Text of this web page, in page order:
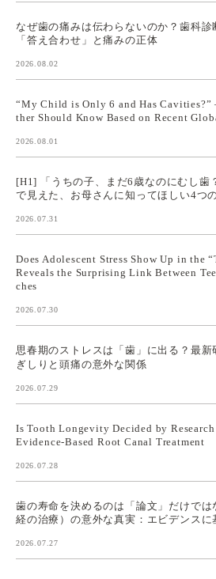
なぜ歯の痛みは伝わらないのか？歯科
「答え合わせ」と痛みの正体
2026.08.02
“My Child is Only 6 and Has
ther Should Know Based on Recent
2026.08.01
[H1] 「うちの子、まだ6歳なのにむし
で見えた、お母さんに知ってほしい4つ
2026.07.31
Does Adolescent Stress Show Up in the
Reveals the Surprising Link Between
ches
2026.07.30
思春期のストレスは「歯」に出る？最
ぎしりと頭痛の意外な関係
2026.07.29
Is Tooth Longevity Decided by
Evidence-Based Root Canal Treatment
2026.07.28
歯の寿命を決めるのは「論文」だけでは
経の治療）の意外な真実：エビデンス
2026.07.27